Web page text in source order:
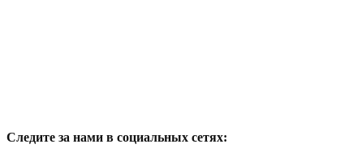
Следите за нами в социальных сетях: